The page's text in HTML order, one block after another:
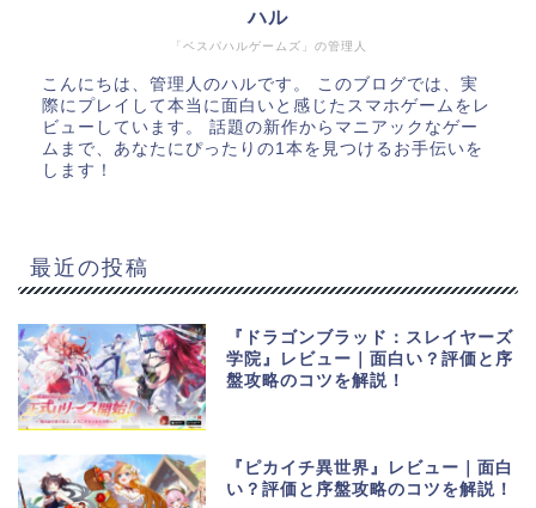
「ベスパハルゲームズ」の管理人
ハル
こんにちは、管理人のハルです。 このブログでは、実
際にプレイして本当に面白いと感じたスマホゲームをレ
ビューしています。 話題の新作からマニアックなゲー
ムまで、あなたにぴったりの1本を見つけるお手伝いを
します！
最近の投稿
『ドラゴンブラッド：スレイヤーズ
学院』レビュー｜面白い？評価と序
盤攻略のコツを解説！
『ピカイチ異世界』レビュー｜面白
い？評価と序盤攻略のコツを解説！